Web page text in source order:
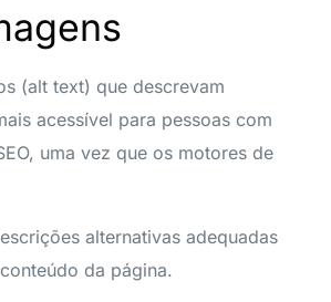
(alt text) que descrevam
acessível para pessoas com
uma vez que os motores de
alternativas adequadas
da página.